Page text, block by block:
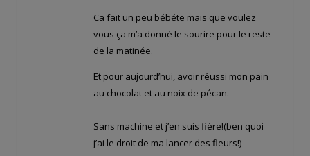
Ca fait un peu bébéte mais que voulez
vous ça m’a donné le sourire pour le reste
de la matinée.
Et pour aujourd’hui, avoir réussi mon pain
au chocolat et au noix de pécan.
Sans machine et j’en suis fière!(ben quoi
j’ai le droit de ma lancer des fleurs!)